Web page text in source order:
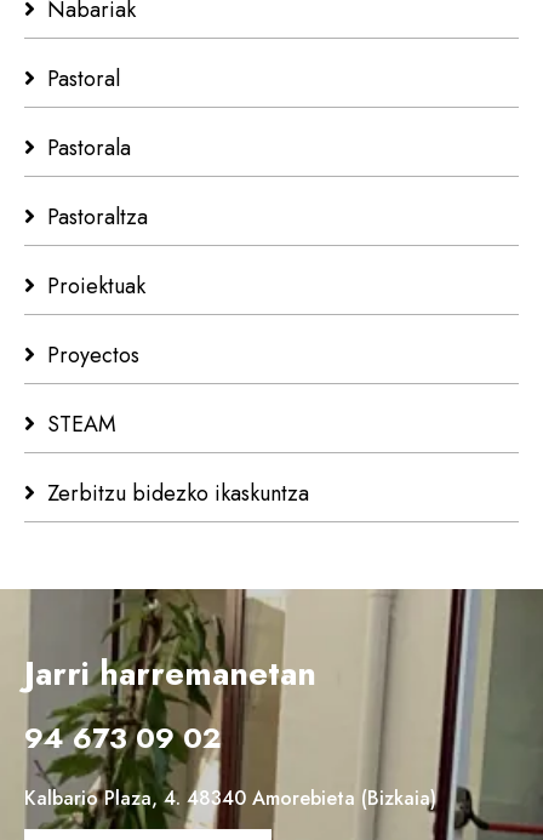
Nabariak
Pastoral
Pastorala
Pastoraltza
Proiektuak
Proyectos
STEAM
Zerbitzu bidezko ikaskuntza
Jarri harremanetan
94 673 09 02
Kalbario Plaza, 4. 48340 Amorebieta (Bizkaia)